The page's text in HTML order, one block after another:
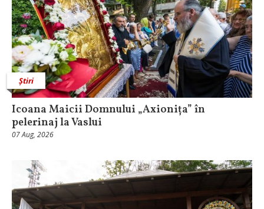
Știri
Icoana Maicii Domnului „Axionița” în
pelerinaj la Vaslui
07 Aug, 2026